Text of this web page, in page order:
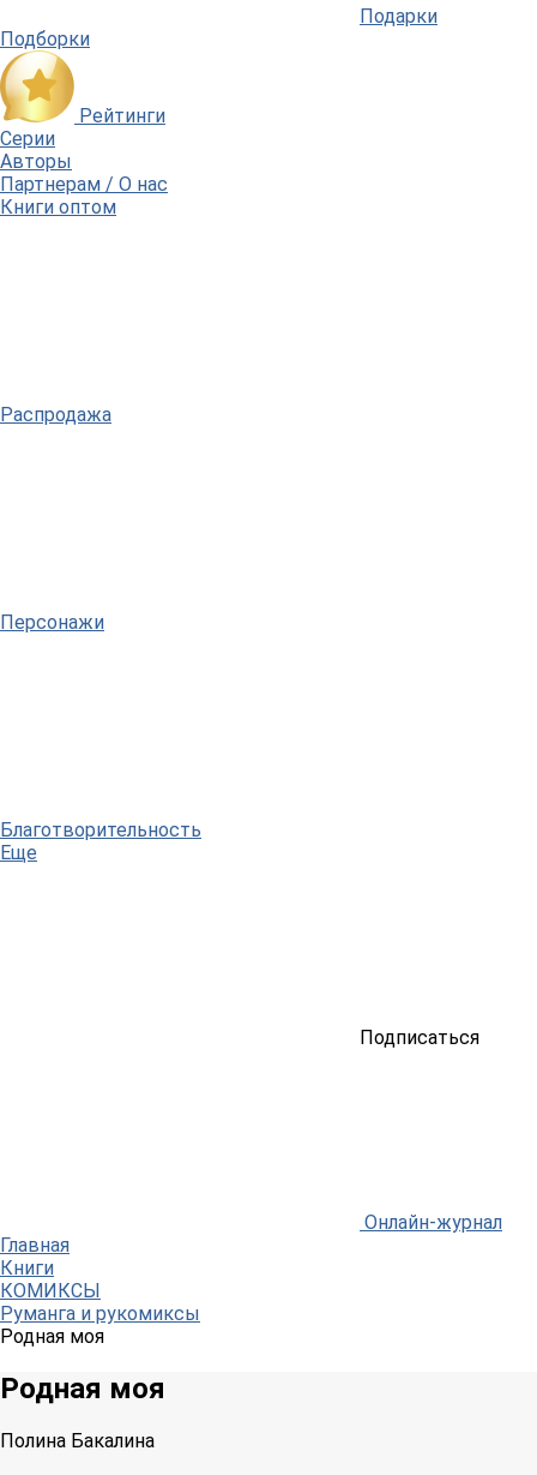
Подарки
Подборки
Рейтинги
Серии
Авторы
Партнерам / О нас
Книги оптом
Распродажа
Персонажи
Благотворительность
Еще
Подписаться
Онлайн-журнал
Главная
Книги
КОМИКСЫ
Руманга и рукомиксы
Родная моя
Родная моя
Полина Бакалина